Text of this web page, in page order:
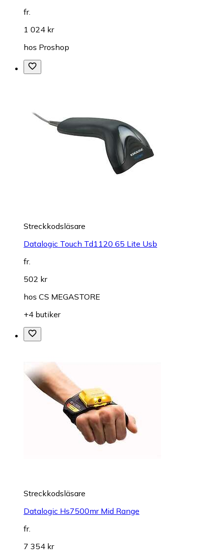
fr.
1 024 kr
hos Proshop
Streckkodsläsare
Datalogic Touch Td1120 65 Lite Usb
fr.
502 kr
hos CS MEGASTORE
+4 butiker
Streckkodsläsare
Datalogic Hs7500mr Mid Range
fr.
7 354 kr